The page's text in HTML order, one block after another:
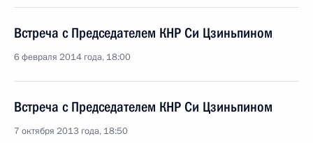
Встреча с Председателем КНР Си Цзиньпином
6 февраля 2014 года, 18:00
Встреча с Председателем КНР Си Цзиньпином
7 октября 2013 года, 18:50